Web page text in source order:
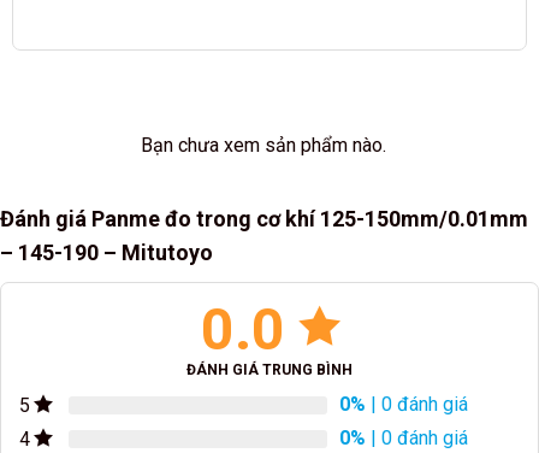
Bạn chưa xem sản phẩm nào.
Đánh giá Panme đo trong cơ khí 125-150mm/0.01mm
– 145-190 – Mitutoyo
0.0
ĐÁNH GIÁ TRUNG BÌNH
5 0% | 0 đánh giá
4
0% | 0 đánh giá